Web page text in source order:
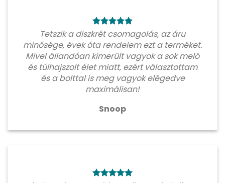
Tetszik a diszkrét csomagolás, az áru
minősége, évek óta rendelem ezt a terméket.
Mivel állandóan kimerült vagyok a sok meló
és túlhajszolt élet miatt, ezért választottam
és a bolttal is meg vagyok elégedve
maximálisan!
Snoop